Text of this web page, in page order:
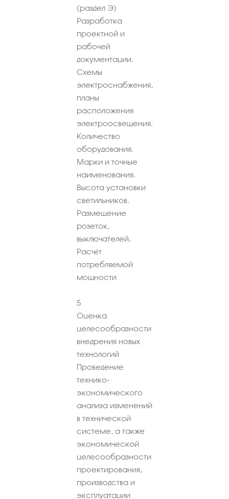
(раздел Э)
Разработка
проектной и
рабочей
документации.
Схемы
электроснабжения,
планы
расположения
электроосвещения.
Количество
оборудования.
Марки и точные
наименования.
Высота установки
светильников.
Размещение
розеток,
выключателей.
Расчёт
потребляемой
мощности
5
Оценка
целесообразности
внедрения новых
технологий
Проведение
технико-
экономического
анализа изменений
в технической
системе, а также
экономической
целесообразности
проектирования,
производства и
эксплуатации